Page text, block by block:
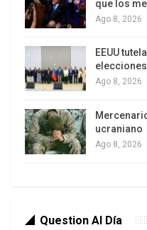
Rodríguez. El
desde el 3 de enero,
guerrilla de
levantar la bandera de
prepara una nueva
Saab, quien según el
arma más valiosa
que los
Ago 8, 2026
EEUU
Ago 8, 2026
ucraniano
Ago 8, 2026
Question Al Día